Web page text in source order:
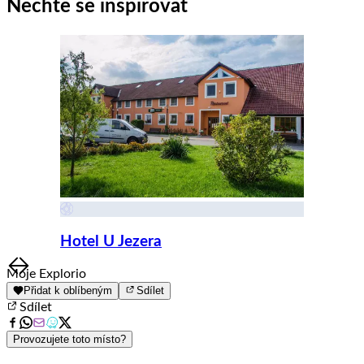
of
Nechte se inspirovat
Hotel U Jezera
Item
1
of
8
Moje Explorio
Přidat k oblíbeným Sdílet
Sdílet
Provozujete toto místo?